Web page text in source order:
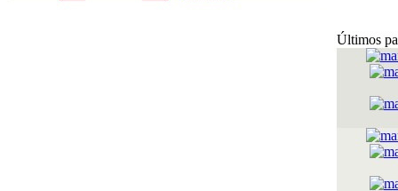
Últimos